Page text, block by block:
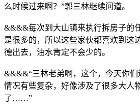
么时候过来啊？”郭三林继续问道。
&&&&每次到大山镇来执行拆房子的
是很多的，所以这些家伙都喜欢到这
德出去，油水肯定不会少的。
&&&&“三林老弟啊，这个，今天你
情况有些复杂，好像涉及了很多大人
了……”